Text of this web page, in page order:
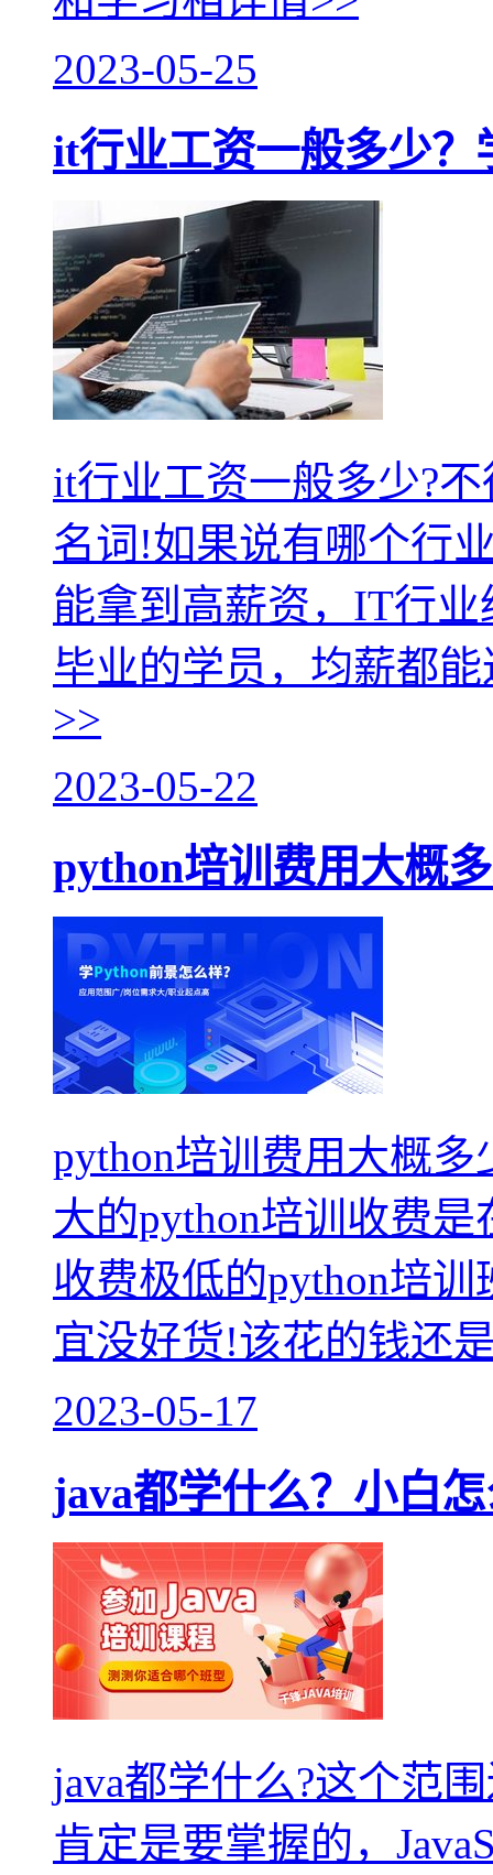
2023-05-25
it行业工资一般多少？
it行业工资一般多少?
名词!如果说有哪个行
能拿到高薪资，IT行
毕业的学员，均薪都
>>
2023-05-22
python培训费用大概
python培训费用大概
大的python培训收费
收费极低的python培
宜没好货!该花的钱还
2023-05-17
java都学什么？小白
java都学什么?这个范
肯定是要掌握的，